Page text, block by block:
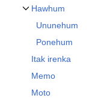
Hawhum
Ununehum
Ponehum
Itak irenka
Memo
Moto